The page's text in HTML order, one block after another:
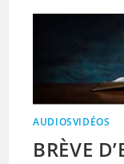
AUDIOSVIDÉOS
BRÈVE